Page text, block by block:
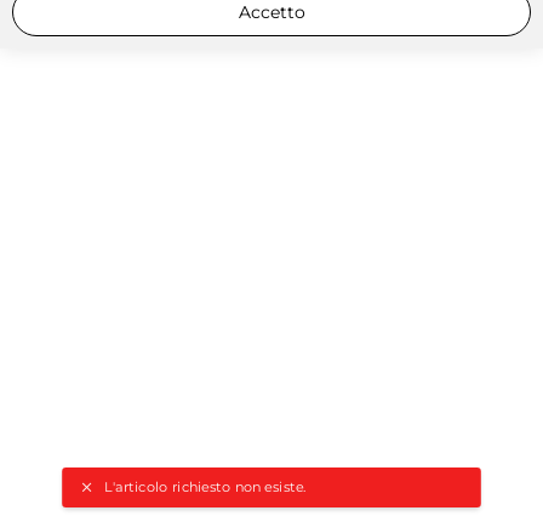
L'articolo richiesto non esiste.
Accetto